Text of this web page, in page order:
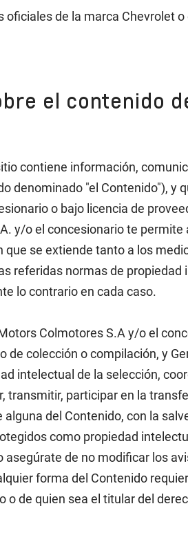
de la marca Chevrolet
el contenido
contiene información,
denominado "el Contenido"),
o bajo licencia de
y/o el concesionario te
se extiende tanto a los
referidas normas de
lo contrario en cada caso.
Colmotores S.A y/o el
colección o compilación, y
intelectual de la selección,
transmitir, participar en la
del Contenido, con la
como propiedad
asegúrate de no modificar los
forma del Contenido
o de quien sea el titular del